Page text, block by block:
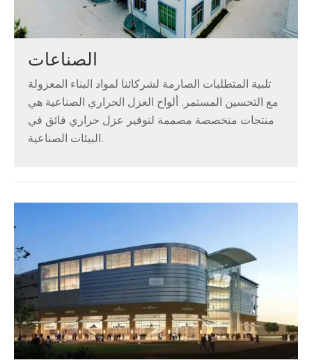
الصناعات
تلبية المتطلبات الصارمة لشركائنا لمواد البناء المعزولة
مع التحسين المستمر. ألواح العزل الحراري الصناعية هي
منتجات متخصصة مصممة لتوفير عزل حراري فائق في
البيئات الصناعية.